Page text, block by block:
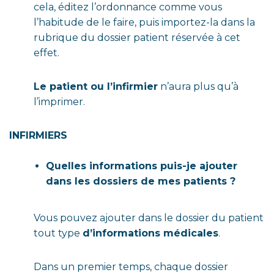
cela, éditez l’ordonnance comme vous
l’habitude de le faire, puis importez-la dans la
rubrique du dossier patient réservée à cet
effet.
Le patient ou l’infirmier n’aura plus qu’à
l’imprimer.
INFIRMIERS
Quelles informations puis-je ajouter
dans les dossiers de mes patients ?
Vous pouvez ajouter dans le dossier du patient
tout type d’informations médicales.
Dans un premier temps, chaque dossier